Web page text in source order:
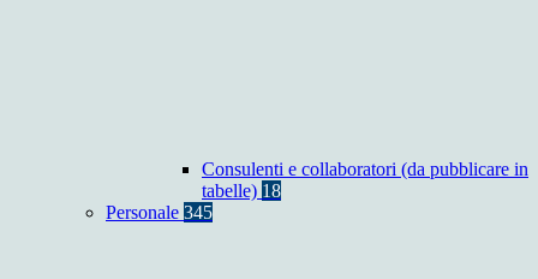
Consulenti e collaboratori (da pubblicare in
tabelle) 18
Personale 345